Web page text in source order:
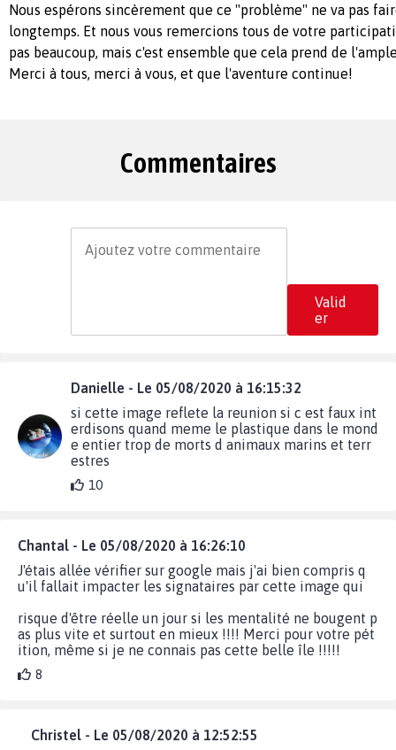
Nous espérons sincèrement que ce "problème" ne va pas
longtemps. Et nous vous remercions tous de votre
pas beaucoup, mais c'est ensemble que cela prend de
Merci à tous, merci à vous, et que l'aventure continue!
Commentaires
Valid
er
Danielle - Le 05/08/2020 à 16:15:32
si cette image reflete la reunion si c est faux int
erdisons quand meme le plastique dans le mond
e entier trop de morts d animaux marins et terr
estres
10
Chantal - Le 05/08/2020 à 16:26:10
J'étais allée vérifier sur google mais j'ai bien compris q
u'il fallait impacter les signataires par cette image qui
risque d'être réelle un jour si les mentalité ne bougent p
as plus vite et surtout en mieux !!!! Merci pour votre pét
ition, même si je ne connais pas cette belle île !!!!!
8
Christel - Le 05/08/2020 à 12:52:55